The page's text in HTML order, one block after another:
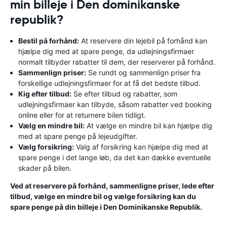
min billeje i Den dominikanske
republik?
Bestil på forhånd: At reservere din lejebil på forhånd kan
hjælpe dig med at spare penge, da udlejningsfirmaer
normalt tilbyder rabatter til dem, der reserverer på forhånd.
Sammenlign priser: Se rundt og sammenlign priser fra
forskellige udlejningsfirmaer for at få det bedste tilbud.
Kig efter tilbud: Se efter tilbud og rabatter, som
udlejningsfirmaer kan tilbyde, såsom rabatter ved booking
online eller for at returnere bilen tidligt.
Vælg en mindre bil: At vælge en mindre bil kan hjælpe dig
med at spare penge på lejeudgifter.
Vælg forsikring: Valg af forsikring kan hjælpe dig med at
spare penge i det lange løb, da det kan dække eventuelle
skader på bilen.
Ved at reservere på forhånd, sammenligne priser, lede efter
tilbud, vælge en mindre bil og vælge forsikring kan du
spare penge på din billeje i Den Dominikanske Republik.